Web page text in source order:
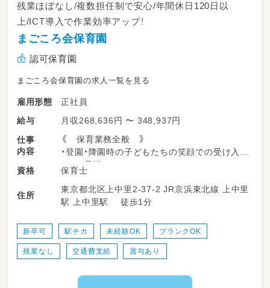
残業ほぼなし/複数担任制で安心/年間休日120日以
上/ICT導入で作業効率アップ！
まごころ会保育園
認可保育園
まごころ会保育園の求人一覧を見る
雇用形態
正社員
給与
月収268,636円 〜 348,937円
仕事
内容
《 保育業務全般 》
・登園・降園時の子どもたちの笑顔での受け入
れ、お見送り
・室内遊びや園庭・公園での遊びの見守り
・お散歩や戸外活動時の安全な引率
・食事、トイレ、着替えなどの基本的な生活習慣
・お昼寝（コット）の準備や、優しく寄り添う見守
り
・保育室の清掃、おもちゃの消毒など、清潔な環
・行事の企画や、当日に向けた楽しい準備・壁面
資格 保育士
住所
東京都北区上中里2-37-2 JR京浜東北線 上中里
駅 上中里駅 徒歩1分
新卒可 駅チカ 未経験OK ブランクOK
残業なし 交通費支給 賞与あり